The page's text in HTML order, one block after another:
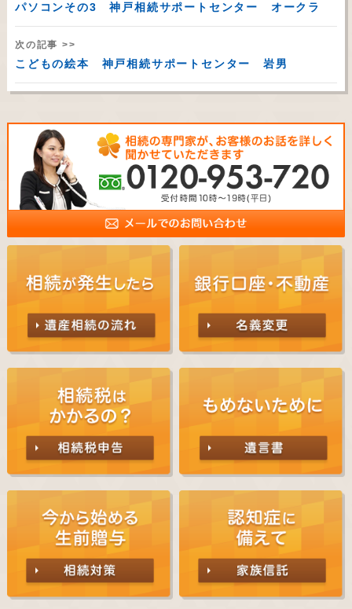
パソコンその3 神戸相続サポートセンター オークラ
次の記事 >>
こどもの絵本 神戸相続サポートセンター 岩男